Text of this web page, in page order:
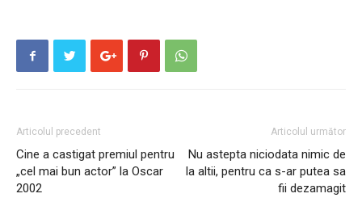
Articolul precedent
Cine a castigat premiul pentru
„cel mai bun actor” la Oscar
2002
Articolul următor
Nu astepta niciodata nimic de
la altii, pentru ca s-ar putea sa
fii dezamagit